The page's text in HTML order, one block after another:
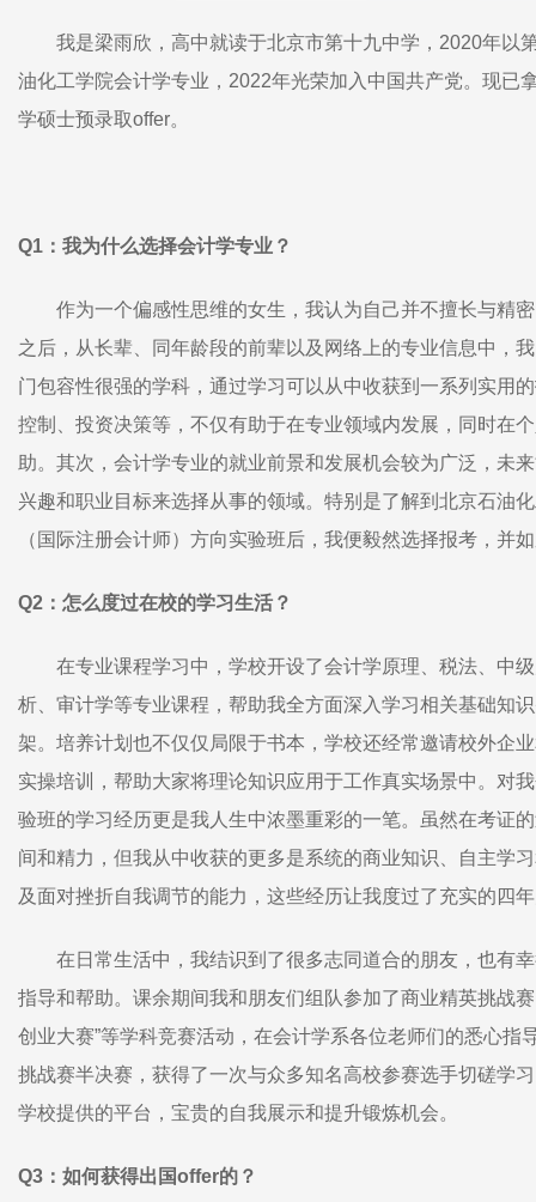
我是梁雨欣，高中就读于北京市第十九中学，2020年以
油化工学院会计学专业，2022年光荣加入中国共产党。现已
学硕士预录取offer。
Q1：我为什么选择会计学专业？
作为一个偏感性思维的女生，我认为自己并不擅长与精
之后，从长辈、同年龄段的前辈以及网络上的专业信息中，
门包容性很强的学科，通过学习可以从中收获到一系列实用
控制、投资决策等，不仅有助于在专业领域内发展，同时在
助。其次，会计学专业的就业前景和发展机会较为广泛，未
兴趣和职业目标来选择从事的领域。特别是了解到北京石油
（国际注册会计师）方向实验班后，我便毅然选择报考，并
Q2：怎么度过在校的学习生活？
在专业课程学习中，学校开设了会计学原理、税法、中
析、审计学等专业课程，帮助我全方面深入学习相关基础知
架。培养计划也不仅仅局限于书本，学校还经常邀请校外企
实操培训，帮助大家将理论知识应用于工作真实场景中。对
验班的学习经历更是我人生中浓墨重彩的一笔。虽然在考证
间和精力，但我从中收获的更多是系统的商业知识、自主学
及面对挫折自我调节的能力，这些经历让我度过了充实的四
在日常生活中，我结识到了很多志同道合的朋友，也有
指导和帮助。课余期间我和朋友们组队参加了商业精英挑战
创业大赛”等学科竞赛活动，在会计学系各位老师们的悉心指
挑战赛半决赛，获得了一次与众多知名高校参赛选手切磋学
学校提供的平台，宝贵的自我展示和提升锻炼机会。
Q3：如何获得出国offer的？